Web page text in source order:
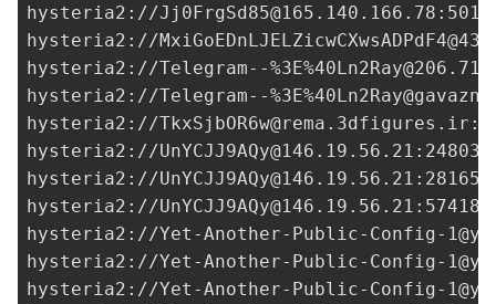
hysteria2://Jj0FrgSd85@165.140.166.78
hysteria2://
hysteria2://Telegram--%3E%
hysteria2://Telegram--%3E%
hysteria2://TkxSjbOR6w@rema.3dfigures.ir
hysteria2://UnYCJJ9AQy@146.19.56.21
hysteria2://UnYCJJ9AQy@146.19.56.21
hysteria2://UnYCJJ9AQy@146.19.56.21
hysteria2://Yet-Another-Public-Config-
hysteria2://Yet-Another-Public-Config-
hysteria2://Yet-Another-Public-Config-